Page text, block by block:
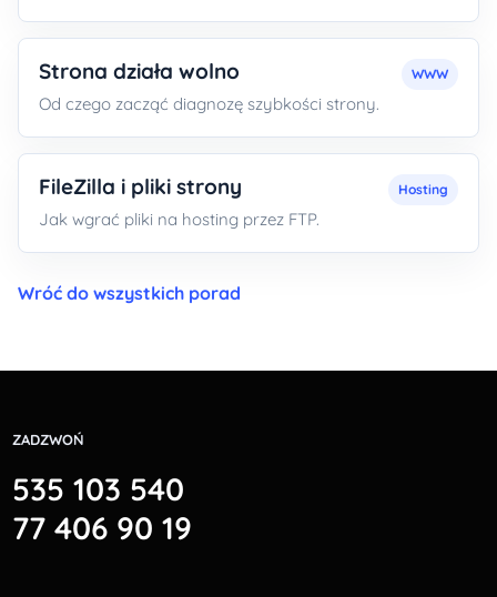
Strona działa wolno
Od czego zacząć diagnozę szybkości strony.
WWW
FileZilla i pliki strony
Jak wgrać pliki na hosting przez FTP.
Hosting
Wróć do wszystkich porad
ZADZWOŃ
535 103 540
77 406 90 19